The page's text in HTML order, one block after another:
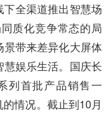
全渠道推出智慧场
质化竞争常态的局
带来差异化大屏体
娱乐生活。国庆长
列首批产品销售一
情况。截止到10月